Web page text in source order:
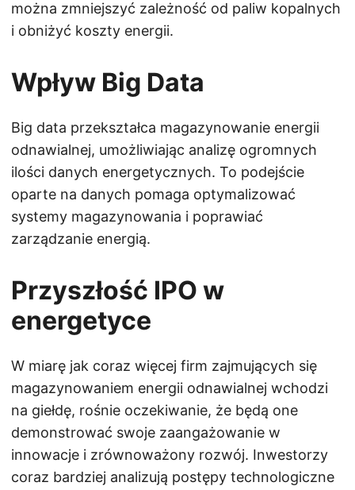
można zmniejszyć zależność od paliw kopalnych
i obniżyć koszty energii.
Wpływ Big Data
Big data przekształca magazynowanie energii
odnawialnej, umożliwiając analizę ogromnych
ilości danych energetycznych. To podejście
oparte na danych pomaga optymalizować
systemy magazynowania i poprawiać
zarządzanie energią.
Przyszłość IPO w
energetyce
W miarę jak coraz więcej firm zajmujących się
magazynowaniem energii odnawialnej wchodzi
na giełdę, rośnie oczekiwanie, że będą one
demonstrować swoje zaangażowanie w
innowacje i zrównoważony rozwój. Inwestorzy
coraz bardziej analizują postępy technologiczne